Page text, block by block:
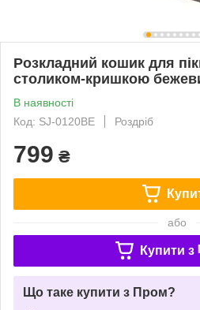
Розкладний кошик для
столиком-кришкою
В наявності
Код: SJ-0120BE
Роздріб
799 ₴
або
Купити з
Що таке купити з Пром?